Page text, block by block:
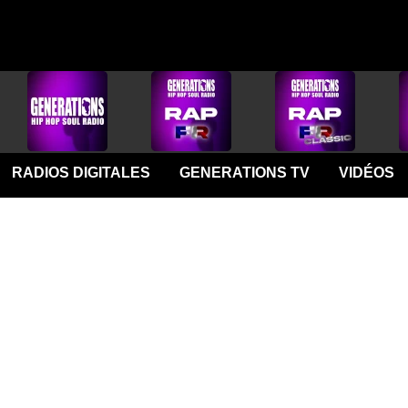
RADIOS DIGITALES GENERATIONS TV VIDÉOS